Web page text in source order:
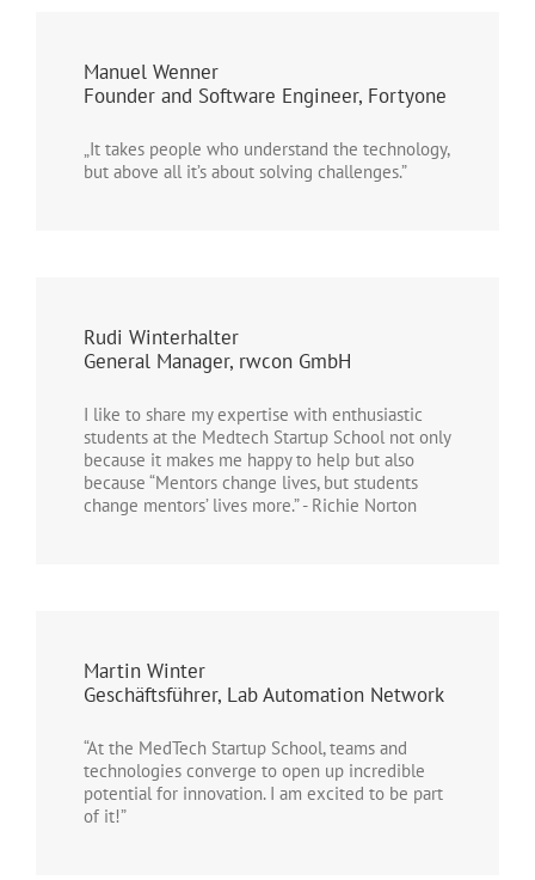
Manuel Wenner
Founder and Software Engineer, Fortyone
„It takes people who understand the technology,
but above all it’s about solving challenges.”
Rudi Winterhalter
General Manager, rwcon GmbH
I like to share my expertise with enthusiastic
students at the Medtech Startup School not only
because it makes me happy to help but also
because “Mentors change lives, but students
change mentors’ lives more.” - Richie Norton
Martin Winter
Geschäftsführer, Lab Automation Network
“At the MedTech Startup School, teams and
technologies converge to open up incredible
potential for innovation. I am excited to be part
of it!”